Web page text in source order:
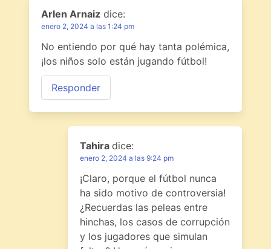
Arlen Arnaiz dice:
enero 2, 2024 a las 1:24 pm
No entiendo por qué hay tanta polémica,
¡los niños solo están jugando fútbol!
Responder
Tahira dice:
enero 2, 2024 a las 9:24 pm
¡Claro, porque el fútbol nunca
ha sido motivo de controversia!
¿Recuerdas las peleas entre
hinchas, los casos de corrupción
y los jugadores que simulan